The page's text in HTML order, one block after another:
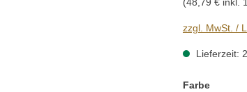
zzgl. MwSt. /
Lieferzeit:
Farbe